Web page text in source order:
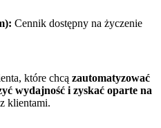
Cennik dostępny na życzenie
które chcą zautomatyzować
wydajność i zyskać oparte na
klientami.